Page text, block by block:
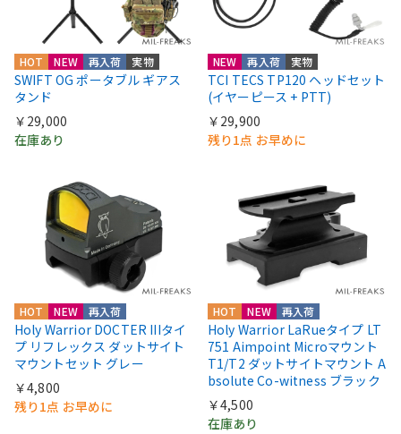
HOT NEW 再入荷 実物
SWIFT OG ポータブル ギアス
タンド
￥29,000
在庫あり
NEW 再入荷 実物
TCI TECS TP120 ヘッドセット
(イヤーピース + PTT)
￥29,900
残り1点 お早めに
HOT NEW 再入荷
Holy Warrior DOCTER IIIタイ
プ リフレックス ダットサイト
マウントセット グレー
￥4,800
残り1点 お早めに
HOT NEW 再入荷
Holy Warrior LaRueタイプ LT
751 Aimpoint Microマウント
T1/T2 ダットサイトマウント A
bsolute Co-witness ブラック
￥4,500
在庫あり